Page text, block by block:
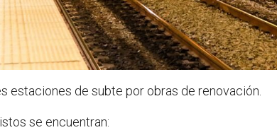
estaciones de subte por obras de renovación.
se encuentran: